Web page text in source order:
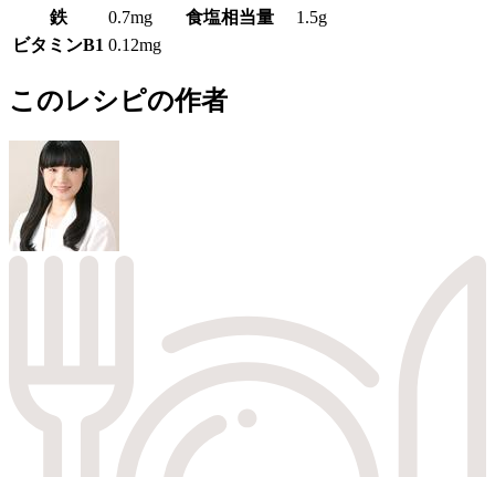
鉄
0.7mg 食塩相当量
1.5g
ビタミンB1 0.12mg
このレシピの作者